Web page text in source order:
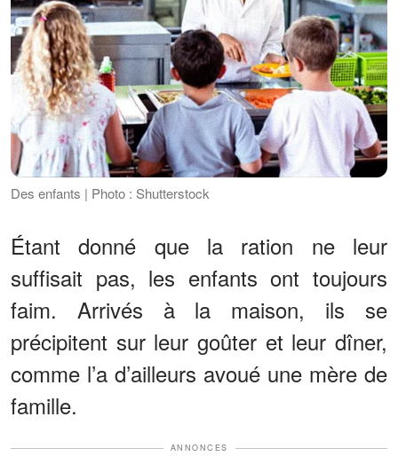
Des enfants | Photo : Shutterstock
Étant donné que la ration ne leur
suffisait pas, les enfants ont toujours
faim. Arrivés à la maison, ils se
précipitent sur leur goûter et leur dîner,
comme l’a d’ailleurs avoué une mère de
famille.
ANNONCES